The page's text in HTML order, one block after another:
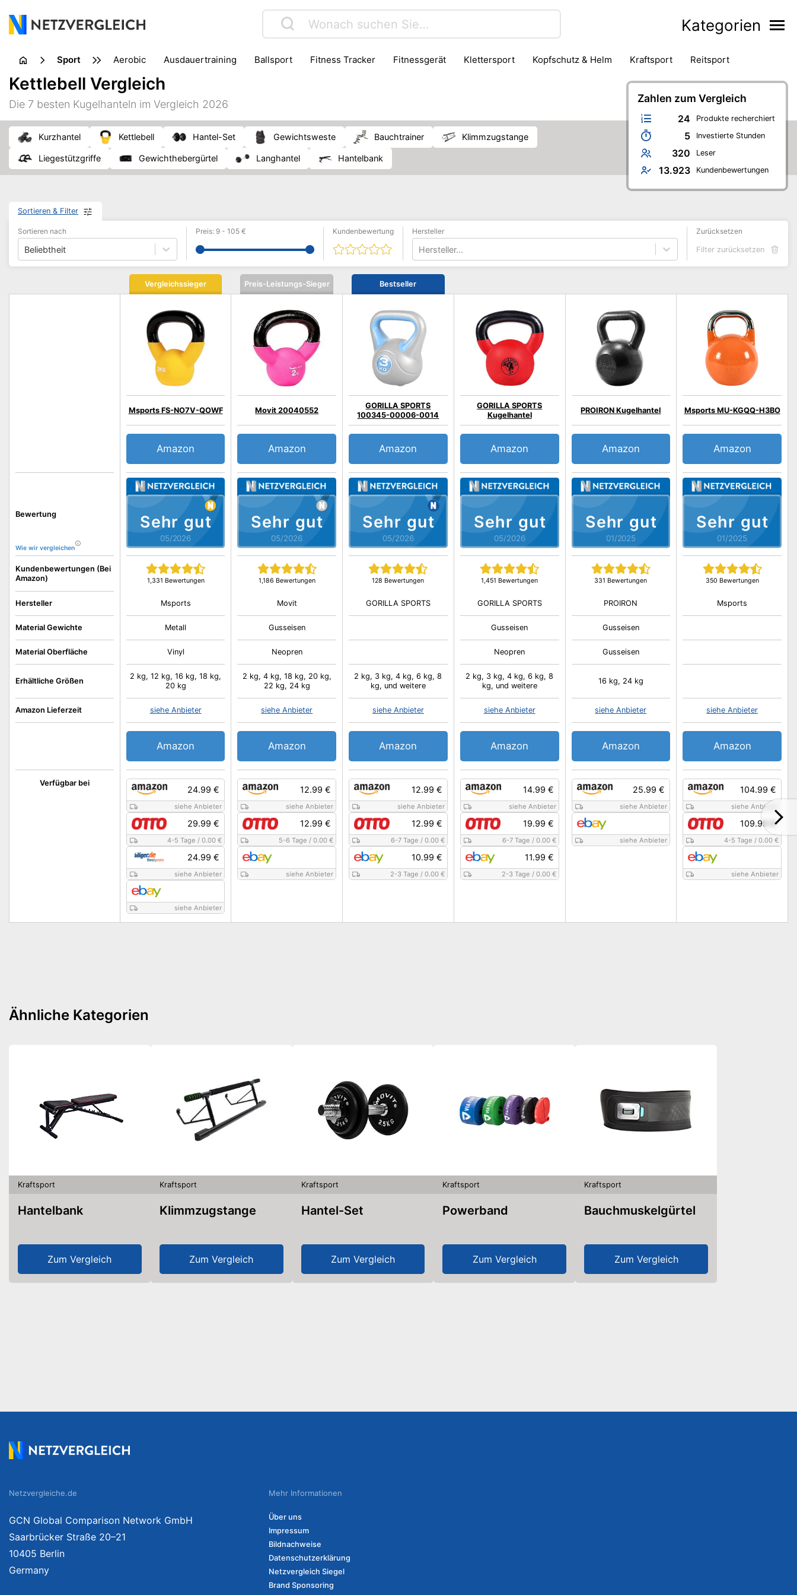
Kategorien
Sport Aerobic Ausdauertraining Ballsport Fitness Tracker Fitnessgerät Klettersport Kopfschutz & Helm Kraftsport
Reitsport
Sportbekleidung
Zahlen zum Vergleich
24 Produkte recherchiert
5 Investierte Stunden
320 Leser
13.923 Kundenbewertungen
Kettlebell Vergleich
Die 7 besten Kugelhanteln im Vergleich 2026
Kurzhantel Kettlebell Hantel-Set Gewichtsweste Bauchtrainer Klimmzugstange
Liegestützgriffe Gewichthebergürtel Langhantel Hantelbank
Sortieren & Filter
Sortieren nach
Beliebtheit
Preis: 9 - 105 € Kundenbewertung Hersteller
Hersteller...
Zurücksetzen
Filter zurücksetzen
Bewertung
Wie wir vergleichen
Kundenbewertungen (Bei
Amazon)
Verfügbar bei
Hersteller
Material Gewichte
Material Oberfläche
Erhältliche Größen
Amazon Lieferzeit
Vergleichssieger
Sehr gut
05/2026
Msports FS-NO7V-QOWF
1,331 Bewertungen
Amazon
24.99 €
siehe Anbieter
29.99 €
4-5 Tage /0.00 €
24.99 €
siehe Anbieter
siehe Anbieter
Msports
Metall
Vinyl
2 kg, 12 kg, 16 kg, 18 kg,
20 kg
siehe Anbieter
Amazon
Preis-Leistungs-Sieger
Sehr gut
05/2026
Movit 20040552
1,186 Bewertungen
Amazon
12.99 €
siehe Anbieter
12.99 €
5-6 Tage /0.00 €
siehe Anbieter
Movit
Gusseisen
Neopren
2 kg, 4 kg, 18 kg, 20 kg,
22 kg, 24 kg
siehe Anbieter
Amazon
Bestseller
Sehr gut
05/2026
GORILLA SPORTS
100345-00006-0014
128 Bewertungen
Amazon
12.99 €
siehe Anbieter
12.99 €
6-7 Tage / 0.00 €
10.99 €
2-3 Tage / 0.00 €
GORILLA SPORTS
2 kg, 3 kg, 4 kg, 6 kg, 8
kg, und weitere
siehe Anbieter
Amazon
Sehr gut
05/2026
GORILLA SPORTS
Kugelhantel
1,451 Bewertungen
Amazon
14.99 €
siehe Anbieter
19.99 €
6-7 Tage / 0.00 €
11.99 €
2-3 Tage / 0.00 €
GORILLA SPORTS
Gusseisen
Neopren
2 kg, 3 kg, 4 kg, 6 kg, 8
kg, und weitere
siehe Anbieter
Amazon
Sehr gut
01/2025
PROIRON Kugelhantel
331 Bewertungen
Amazon
25.99 €
siehe Anbieter
siehe Anbieter
PROIRON
Gusseisen
Gusseisen
16 kg, 24 kg
siehe Anbieter
Amazon
Sehr gut
01/2025
Msports MU-KGQQ-H3BO
350 Bewertungen
Amazon
104.99 €
siehe Anbieter
109.99 €
4-5 Tage / 0.00 €
siehe Anbieter
Msports
siehe Anbieter
Amazon
Ähnliche Kategorien
Kraftsport
Hantelbank
Zum Vergleich
Kraftsport
Klimmzugstange
Zum Vergleich
Kraftsport
Hantel-Set
Zum Vergleich
Kraftsport
Powerband
Zum Vergleich
Kraftsport
Bauchmuskelgürtel
Zum Vergleich
Netzvergleiche.de
GCN Global Comparison Network GmbH
Saarbrücker Straße 20–21
10405 Berlin
Germany
Mehr Informationen
Über uns
Impressum
Bildnachweise
Datenschutzerklärung
Netzvergleich Siegel
Brand Sponsoring